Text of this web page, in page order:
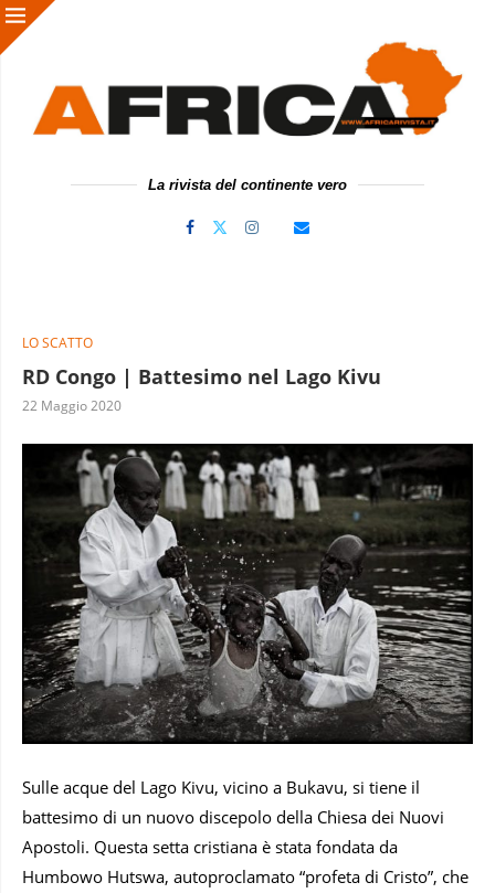
La rivista del continente vero
LO SCATTO
RD Congo | Battesimo nel Lago Kivu
22 Maggio 2020
Sulle acque del Lago Kivu, vicino a Bukavu, si tiene il
battesimo di un nuovo discepolo della Chiesa dei Nuovi
Apostoli. Questa setta cristiana è stata fondata da
Humbowo Hutswa, autoproclamato “profeta di Cristo”, che